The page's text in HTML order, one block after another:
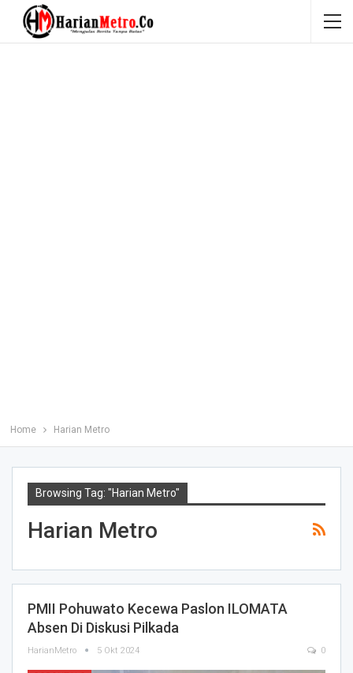
Home Harian Metro
Browsing Tag: "Harian Metro"
Harian Metro
PMII Pohuwato Kecewa Paslon ILOMATA
Absen Di Diskusi Pilkada
HarianMetro 5 Okt 2024 0